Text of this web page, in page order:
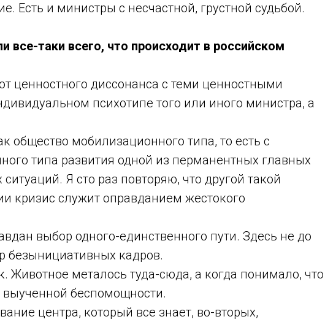
Есть и министры с несчастной, грустной судьбой.
таки всего, что происходит в российском
ценностного диссонанса с теми ценностными
психотипе того или иного министра, а
общество мобилизационного типа, то есть с
типа развития одной из перманентных главных
Я сто раз повторяю, что другой такой
кризис служит оправданием жестокого
выбор одного-единственного пути. Здесь не до
безынициативных кадров.
Животное металось туда-сюда, а когда понимало, что
беспомощности.
центра, который все знает, во-вторых,